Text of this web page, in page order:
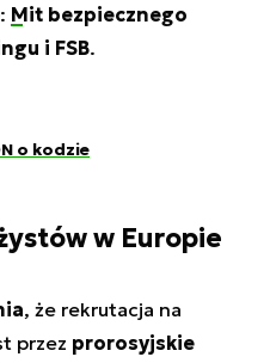
: Mit bezpiecznego
i FSB.
o kodzie
w Europie
, że rekrutacja na
przez prorosyjskie